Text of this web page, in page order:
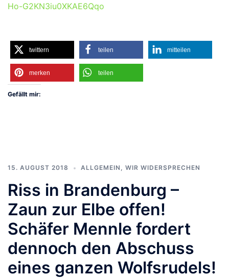
Ho-G2KN3iu0XKAE6Qqo
twittern teilen mitteilen
merken teilen
Gefällt mir:
15. AUGUST 2018 ALLGEMEIN WIR WIDERSPRECHEN
Riss in Brandenburg –
Zaun zur Elbe offen!
Schäfer Mennle fordert
dennoch den Abschuss
eines ganzen Wolfsrudels!